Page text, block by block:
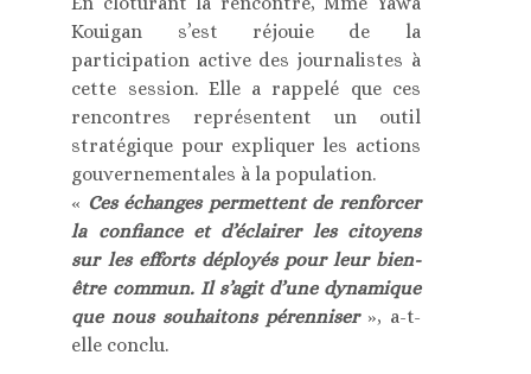
Kouigan s’est réjouie de la
participation active des journalistes à
cette session. Elle a rappelé que ces
rencontres représentent un outil
stratégique pour expliquer les actions
gouvernementales à la population.
« Ces échanges permettent de renforcer
la confiance et d’éclairer les citoyens
sur les efforts déployés pour leur bien-
être commun. Il s’agit d’une dynamique
que nous souhaitons pérenniser», a-t-
elle conclu.